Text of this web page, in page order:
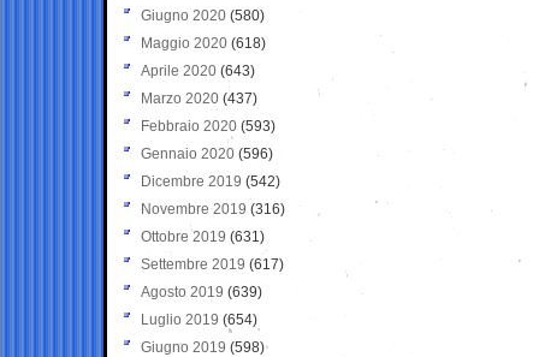
Giugno 2020 (580)
Maggio 2020 (618)
Aprile 2020 (643)
Marzo 2020 (437)
Febbraio 2020 (593)
Gennaio 2020 (596)
Dicembre 2019 (542)
Novembre 2019 (316)
Ottobre 2019 (631)
Settembre 2019 (617)
Agosto 2019 (639)
Luglio 2019 (654)
Giugno 2019 (598)